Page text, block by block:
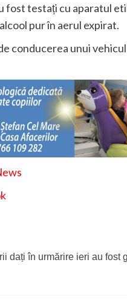
fost testați cu aparatul
pur în aerul expirat.
conducerea unui
dați în urmărire ieri au fost